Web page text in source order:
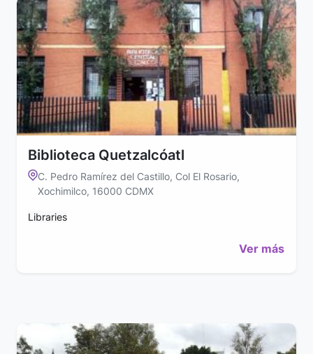
Biblioteca Quetzalcóatl
C. Pedro Ramírez del Castillo, Col El Rosario,
Xochimilco, 16000 CDMX
Libraries
Ver más